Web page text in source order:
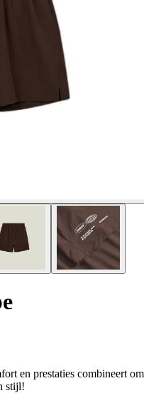
en prestaties combineert om
stijl!